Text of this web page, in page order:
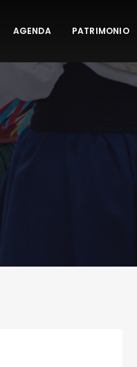
AGENDA PATRIMONIO